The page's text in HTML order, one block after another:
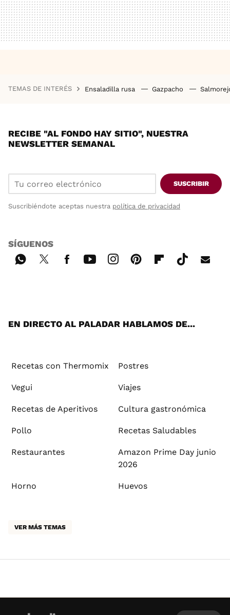
TEMAS DE INTERÉS Ensaladilla rusa Gazpacho
RECIBE "AL FONDO HAY SITIO", NUESTRA
NEWSLETTER SEMANAL
SUSCRIBIR
Suscribiéndote aceptas nuestra política de privacidad
SÍGUENOS
EN DIRECTO AL PALADAR HABLAMOS DE...
Recetas con Thermomix Postres
Vegui Viajes
Recetas de Aperitivos Cultura gastronómica
Pollo Recetas Saludables
Restaurantes
Amazon Prime Day junio
2026
Horno Huevos
VER MÁS TEMAS